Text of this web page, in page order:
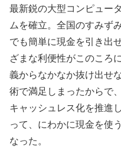
最新鋭の大型コンピュー
ムを確立。全国のすみず
でも簡単に現金を引き出
ざまな利便性がこのころ
義からなかなか抜け出せ
術で満足しまったからで
キャッシュレス化を推進
って、にわかに現金を使
なった。